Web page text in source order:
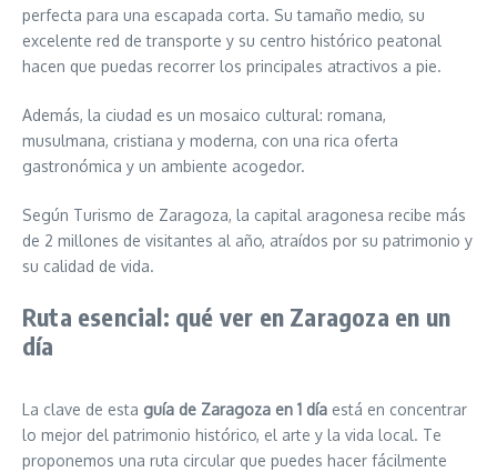
perfecta para una escapada corta. Su tamaño medio, su
excelente red de transporte y su centro histórico peatonal
hacen que puedas recorrer los principales atractivos a pie.
Además, la ciudad es un mosaico cultural: romana,
musulmana, cristiana y moderna, con una rica oferta
gastronómica y un ambiente acogedor.
Según Turismo de Zaragoza, la capital aragonesa recibe más
de 2 millones de visitantes al año, atraídos por su patrimonio y
su calidad de vida.
Ruta esencial: qué ver en Zaragoza en un
día
La clave de esta guía de Zaragoza en 1 día está en concentrar
lo mejor del patrimonio histórico, el arte y la vida local. Te
proponemos una ruta circular que puedes hacer fácilmente